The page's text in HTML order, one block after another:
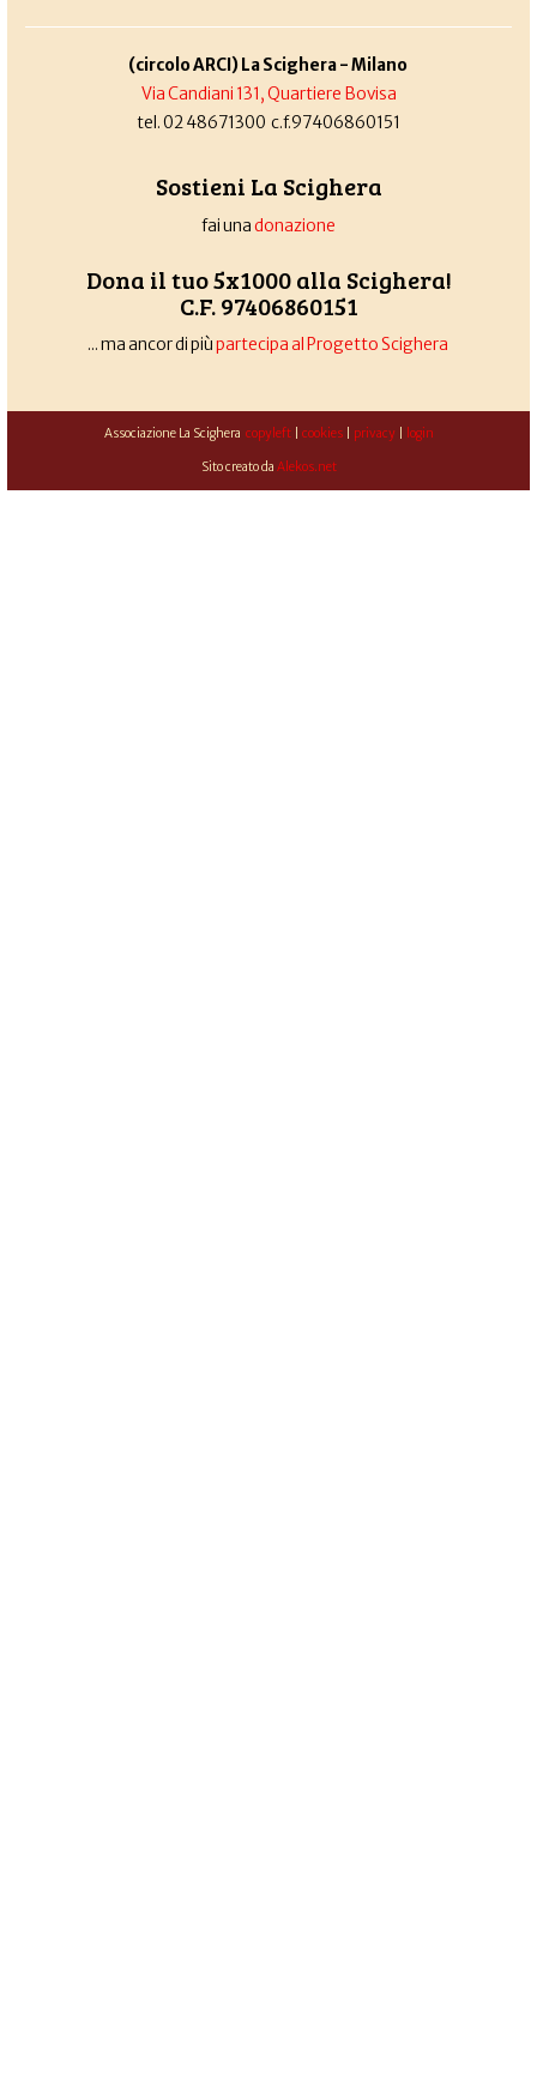
(circolo ARCI) La Scighera - Milano
Via Candiani 131, Quartiere Bovisa
tel. 02 48671300 c.f.97406860151
Sostieni La Scighera
fai unadonazione
Dona il tuo 5x1000 alla Scighera!
C.F. 97406860151
... ma ancor di piùpartecipa al Progetto Scighera
Associazione La Scighera copyleft| cookies| privacy| login
Sito creato da Alekos.net